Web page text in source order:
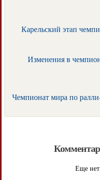
Карельский этап
Изменения в
Чемпионат мира по
Еще нет